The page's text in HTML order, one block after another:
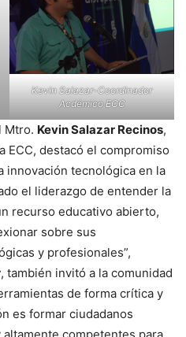
Kevin Salazar-Coordinador
Acdémico ECC
Mtro. Kevin Salazar Recinos,
ECC, destacó el compromiso
innovación tecnológica en la
el liderazgo de entender la
recurso educativo abierto,
sobre sus
y profesionales”,
, también invitó a la comunidad
de forma crítica y
es formar ciudadanos